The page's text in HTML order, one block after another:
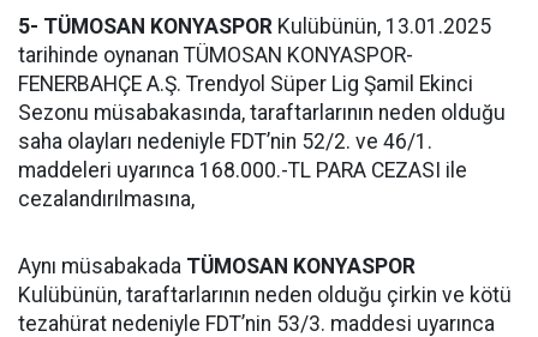
5- TÜMOSAN KONYASPOR Kulübünün, 13.01.2025
tarihinde oynanan TÜMOSAN KONYASPOR-
FENERBAHÇE A.Ş. Trendyol Süper Lig Şamil Ekinci
Sezonu müsabakasında, taraftarlarının neden olduğu
saha olayları nedeniyle FDT’nin 52/2. ve 46/1.
maddeleri uyarınca 168.000.-TL PARA CEZASI ile
cezalandırılmasına,
Aynı müsabakada TÜMOSAN KONYASPOR
Kulübünün, taraftarlarının neden olduğu çirkin ve kötü
tezahürat nedeniyle FDT’nin 53/3. maddesi uyarınca